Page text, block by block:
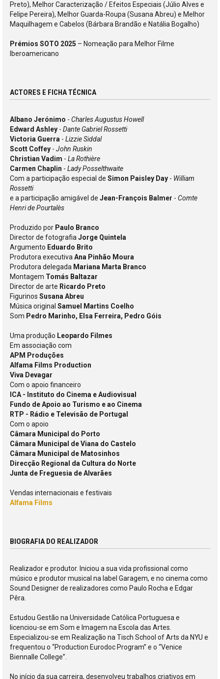
Preto), Melhor Caracterização / Efeitos Especiais (Júlio Alves e
Felipe Pereira), Melhor Guarda-Roupa (Susana Abreu) e Melhor
Maquilhagem e Cabelos (Bárbara Brandão e Natália Bogalho)
Prémios SOTO 2025 – Nomeação para Melhor Filme
Iberoamericano
ACTORES E FICHA TÉCNICA
Albano Jerónimo - Charles Augustus Howell
Edward Ashley - Dante Gabriel Rossetti
Victoria Guerra - Lizzie Siddal
Scott Coffey - John Ruskin
Christian Vadim - La Rothière
Carmen Chaplin - Lady Posselthwaite
Com a participação especial de Simon Paisley Day - William
Rossetti
e a participação amigável de Jean-François Balmer - Comte
Henri de Pourtalès
Produzido por Paulo Branco
Director de fotografia Jorge Quintela
Argumento Eduardo Brito
Produtora executiva Ana Pinhão Moura
Produtora delegada Mariana Marta Branco
Montagem Tomás Baltazar
Director de arte Ricardo Preto
Figurinos Susana Abreu
Música original Samuel Martins Coelho
Som Pedro Marinho, Elsa Ferreira, Pedro Góis
Uma produção Leopardo Filmes
Em associação com
APM Produções
Alfama Films Production
Viva Devagar
Com o apoio financeiro
ICA - Instituto do Cinema e Audiovisual
Fundo de Apoio ao Turismo e ao Cinema
RTP - Rádio e Televisão de Portugal
Com o apoio
Câmara Municipal do Porto
Câmara Municipal de Viana do Castelo
Câmara Municipal de Matosinhos
Direcção Regional da Cultura do Norte
Junta de Freguesia de Alvarães
Vendas internacionais e festivais
Alfama Films
BIOGRAFIA DO REALIZADOR
Realizador e produtor. Iniciou a sua vida profissional como
músico e produtor musical na label Garagem, e no cinema como
Sound Designer de realizadores como Paulo Rocha e Edgar
Pêra.
Estudou Gestão na Universidade Católica Portuguesa e
licenciou-se em Som e Imagem na Escola das Artes.
Especializou-se em Realização na Tisch School of Arts da NYU e
frequentou o “Production Eurodoc Program” e o “Venice
Biennalle College”.
No início da sua carreira, desenvolveu trabalhos criativos em